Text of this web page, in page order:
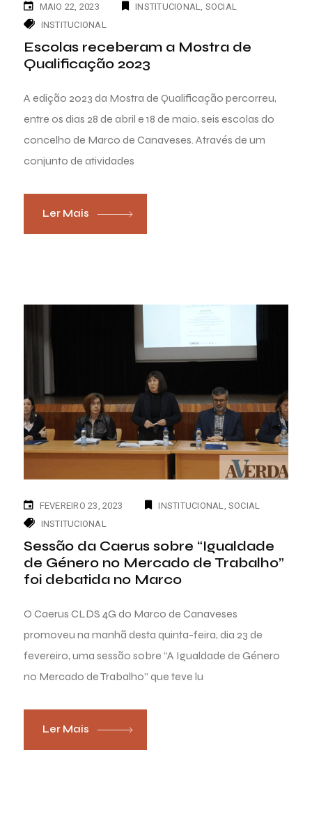
MAIO 22, 2023 INSTITUCIONAL
SOCIAL
INSTITUCIONAL
Escolas receberam a Mostra de
Qualificação 2023
A edição 2023 da Mostra de Qualificação percorreu,
entre os dias 28 de abril e 18 de maio, seis escolas do
concelho de Marco de Canaveses. Através de um
conjunto de atividades
Ler Mais
FEVEREIRO 23, 2023 INSTITUCIONAL SOCIAL
INSTITUCIONAL
Sessão da Caerus sobre “Igualdade
de Género no Mercado de Trabalho”
foi debatida no Marco
O Caerus CLDS 4G do Marco de Canaveses
promoveu na manhã desta quinta-feira, dia 23 de
fevereiro, uma sessão sobre “A Igualdade de Género
no Mercado de Trabalho” que teve lu
Ler Mais